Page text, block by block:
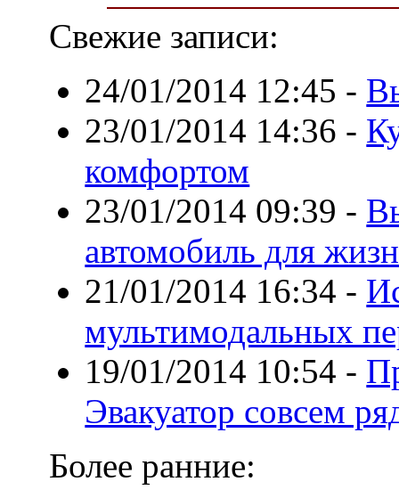
Свежие записи:
24/01/2014 12:45 -
23/01/2014 14:36 -
комфортом
23/01/2014 09:39 -
автомобиль для
21/01/2014 16:34 -
мультимодальных
19/01/2014 10:54 -
Эвакуатор совсем
Более ранние: